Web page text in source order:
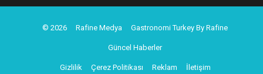
© 2026 Rafine Medya Gastronomi Turkey By Rafine
Güncel Haberler
Gizlilik Çerez Politikası Reklam İletişim